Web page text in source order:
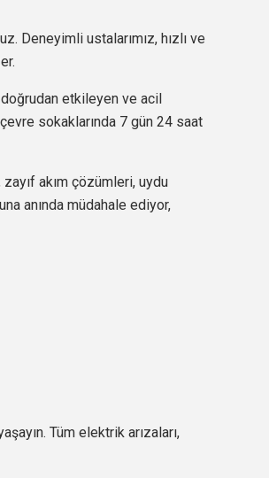
Deneyimli ustalarımız, hızlı ve
etkileyen ve acil
sokaklarında 7 gün 24 saat
akım çözümleri, uydu
anında müdahale ediyor,
Tüm elektrik arızaları,